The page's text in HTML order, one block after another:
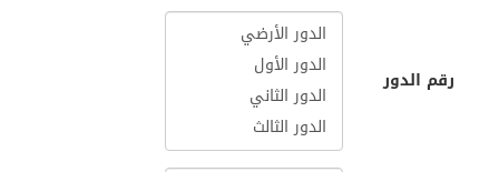
رقم الدور